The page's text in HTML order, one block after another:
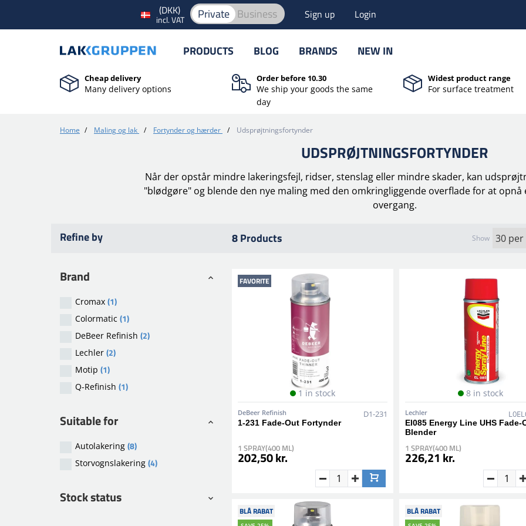
(DKK)
incl. VAT Private Business Sign up Login
PRODUCTS BLOG BRANDS NEW IN
Cheap delivery
Many delivery options
Order before 10.30
We ship your goods the same
day
Widest product range
For surface treatment
Home / Maling og lak / Fortynder og hærder / Udsprøjtningsfortynder
UDSPRØJTNINGSFORTYNDER
Når der opstår mindre lakeringsfejl, ridser, stenslag eller mindre skader, kan
"blødgøre" og blende den nye maling med den omkringliggende overflade for at
overgang.
Refine by
Brand
Cromax (1)
Colormatic (1)
DeBeer Refinish (2)
Lechler (2)
Motip (1)
Q-Refinish (1)
Suitable for
Autolakering (8)
Storvognslakering (4)
Stock status
8 Products Show
FAVORITE
1 in stock
DeBeer Refinish D1-231
1-231 Fade-Out Fortynder
1 SPRAY(400 ML)
202,50 kr.
8 in stock
Lechler
El085 Energy Line UHS Fade-
Blender
1 SPRAY(400 ML)
226,21 kr.
BLÅ RABAT BLÅ RABAT